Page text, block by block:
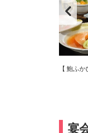
【 鮑ふか
宴